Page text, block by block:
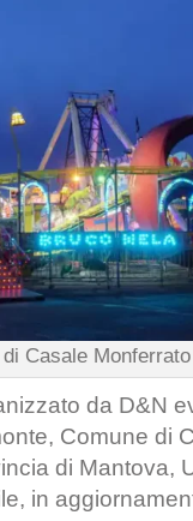
Casale Monferrato
da D&N
Comune di
di Mantova,
in